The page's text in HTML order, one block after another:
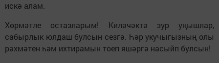
искә алам.
Хөрмәтле остазларым! Киләчәктә зур уңышлар,
сабырлык юлдаш булсын сезгә. Һәр укучыгызның олы
рәхмәтен һәм ихтирамын тоеп яшәргә насыйп булсын!